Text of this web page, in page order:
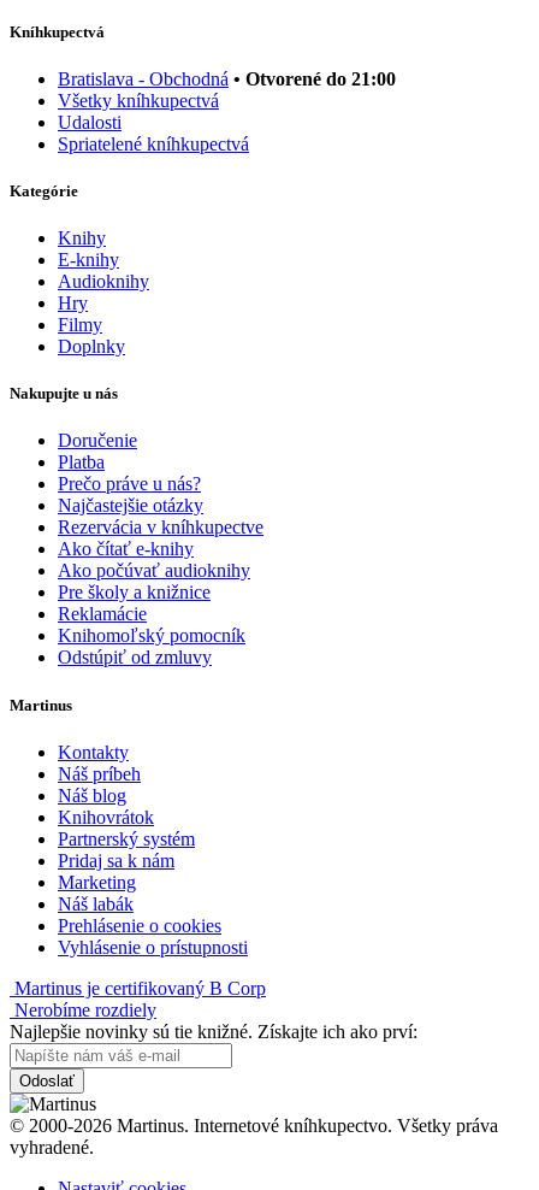
Kníhkupectvá
Bratislava - Obchodná • Otvorené do 21:00
Všetky kníhkupectvá
Udalosti
Spriatelené kníhkupectvá
Kategórie
Knihy
E-knihy
Audioknihy
Hry
Filmy
Doplnky
Nakupujte u nás
Doručenie
Platba
Prečo práve u nás?
Najčastejšie otázky
Rezervácia v kníhkupectve
Ako čítať e-knihy
Ako počúvať audioknihy
Pre školy a knižnice
Reklamácie
Knihomoľský pomocník
Odstúpiť od zmluvy
Martinus
Kontakty
Náš príbeh
Náš blog
Knihovrátok
Partnerský systém
Pridaj sa k nám
Marketing
Náš labák
Prehlásenie o cookies
Vyhlásenie o prístupnosti
Martinus je certifikovaný B Corp
Nerobíme rozdiely
Najlepšie novinky sú tie knižné. Získajte ich ako prví:
Odoslať
© 2000-2026 Martinus. Internetové kníhkupectvo. Všetky práva
vyhradené.